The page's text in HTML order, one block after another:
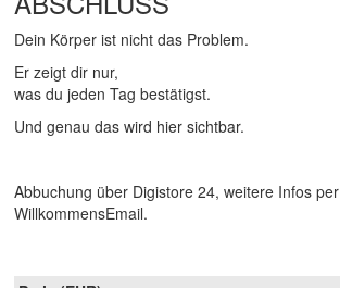
Dein Körper ist nicht das Problem.
Er zeigt dir nur,
was du jeden Tag bestätigst.
Und genau das wird hier sichtbar.
Abbuchung über Digistore 24, weitere Infos per
WillkommensEmail.